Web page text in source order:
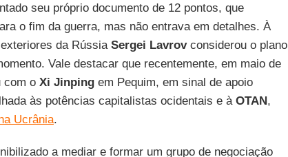
seu próprio documento de 12 pontos, que
o fim da guerra, mas não entrava em detalhes. À
da Rússia Sergei Lavrovconsiderou o plano
Vale destacar que recentemente, em maio de
com oXi Jinpingem Pequim, em sinal de apoio
às potências capitalistas ocidentais e à OTAN,
Ucrânia.
a mediar e formar um grupo de negociação